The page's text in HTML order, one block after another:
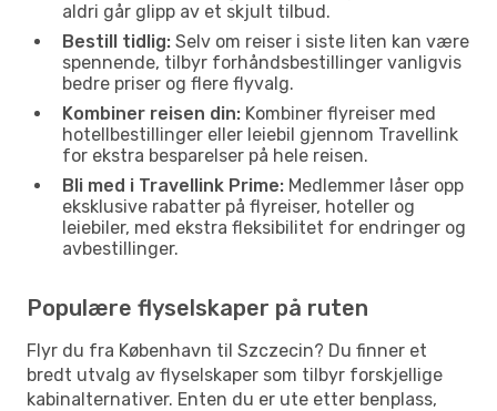
aldri går glipp av et skjult tilbud.
Bestill tidlig: Selv om reiser i siste liten kan være
spennende, tilbyr forhåndsbestillinger vanligvis
bedre priser og flere flyvalg.
Kombiner reisen din: Kombiner flyreiser med
hotellbestillinger eller leiebil gjennom Travellink
for ekstra besparelser på hele reisen.
Bli med i Travellink Prime: Medlemmer låser opp
eksklusive rabatter på flyreiser, hoteller og
leiebiler, med ekstra fleksibilitet for endringer og
avbestillinger.
Populære flyselskaper på ruten
Flyr du fra København til Szczecin? Du finner et
bredt utvalg av flyselskaper som tilbyr forskjellige
kabinalternativer. Enten du er ute etter benplass,